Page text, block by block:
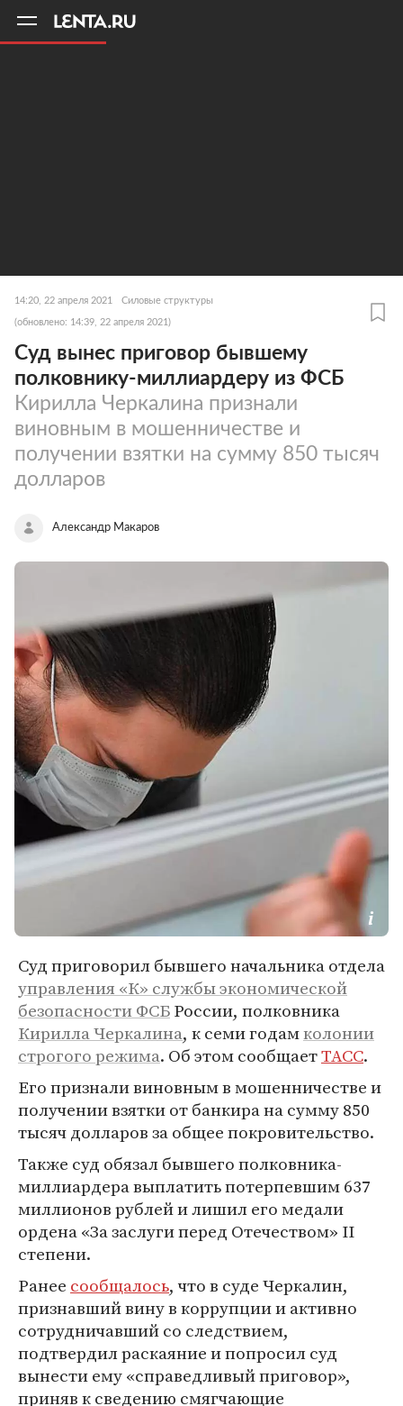
14:20, 22 апреля 2021 Силовые структуры
(обновлено: 14:39, 22 апреля 2021)
Суд вынес приговор бывшему
полковнику-миллиардеру из ФСБ
Кирилла Черкалина признали
виновным в мошенничестве и
получении взятки на сумму 850 тысяч
долларов
Александр Макаров
Суд приговорил бывшего начальника отдела
управления «К» службы экономической
безопасности ФСБРоссии, полковника
Кирилла Черкалина, к семи годамколонии
строгого режима. Об этом сообщаетТАСС.
Его признали виновным в мошенничестве и
получении взятки от банкира на сумму 850
тысяч долларов за общее покровительство.
Также суд обязал бывшего полковника-
миллиардера выплатить потерпевшим 637
миллионов рублей и лишил его медали
ордена «За заслуги перед Отечеством» II
степени.
Ранее сообщалось, что в суде Черкалин,
признавший вину в коррупции и активно
сотрудничавший со следствием,
подтвердил раскаяние и попросил суд
вынести ему «справедливый приговор»,
приняв к сведению смягчающие